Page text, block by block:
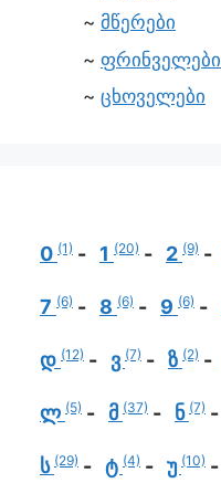
მწერები
ფრინველები
ცხოველები
0 (1) 1 (20) 2 (9)
7 (6) 8 (6) 9 (6)
დ (12) ვ (7) ზ (2)
ლ (5) მ (37) ნ (7)
ს (29) ტ (4) უ (10)